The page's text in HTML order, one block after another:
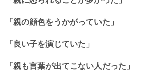
「親の顔色をうかがっていた」
「良い子を演じていた」
「親も言葉が出てこない人だった」